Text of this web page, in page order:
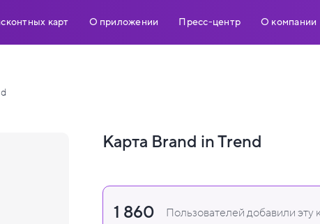
карт О приложении Пресс-центр О компании
Карта Brand in Trend
1 860 Пользователей добавили эту